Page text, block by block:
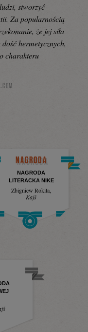
stworzyć
Za popularnością
że jej siła
hermetycznych,
charakteru
NAGRODA
NAGRODA
LITERACKA NIKE
Zbigniew Rokita
Kajś